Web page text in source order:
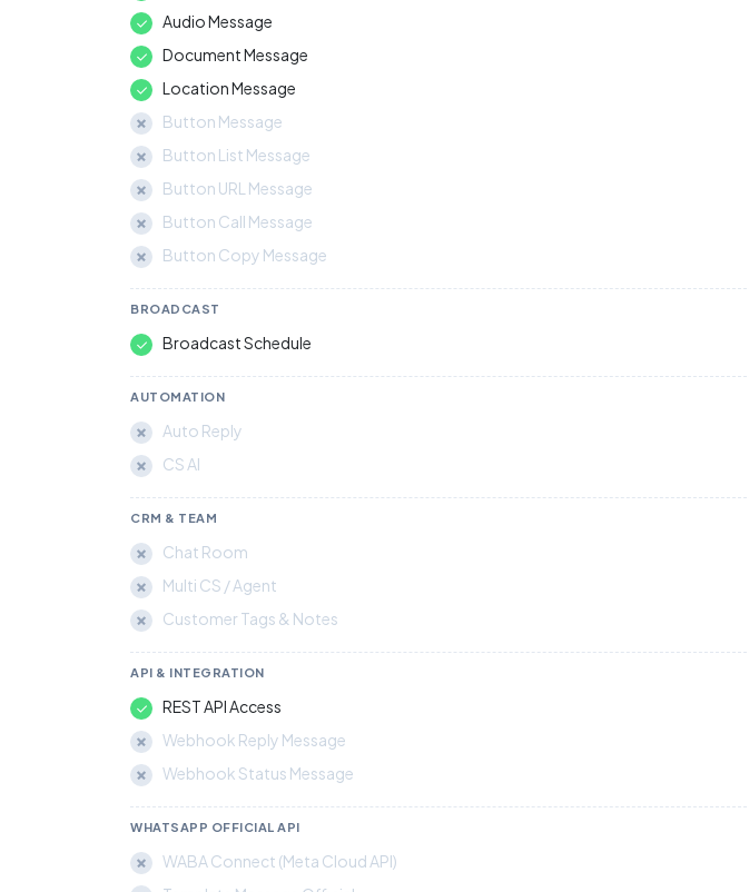
Audio Message
Document Message
Location Message
Button Message
Button List Message
Button URL Message
Button Call Message
Button Copy Message
BROADCAST
Broadcast Schedule
AUTOMATION
Auto Reply
CS AI
CRM & TEAM
Chat Room
Multi CS / Agent
Customer Tags & Notes
API & INTEGRATION
REST API Access
Webhook Reply Message
Webhook Status Message
WHATSAPP OFFICIAL API
WABA Connect (Meta Cloud API)